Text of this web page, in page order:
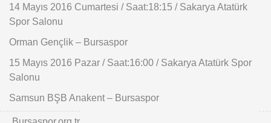
14 Mayıs 2016 Cumartesi / Saat:18:15 / Sakarya Atatürk
Spor Salonu
Orman Gençlik – Bursaspor
15 Mayıs 2016 Pazar / Saat:16:00 / Sakarya Atatürk Spor
Salonu
Samsun BŞB Anakent – Bursaspor